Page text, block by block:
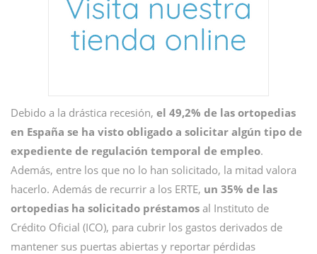
Debido a la drástica recesión, el 49,2% de las ortopedias
en España se ha visto obligado a solicitar algún tipo de
expediente de regulación temporal de empleo.
Además, entre los que no lo han solicitado, la mitad valora
hacerlo. Además de recurrir a los ERTE, un 35% de las
ortopedias ha solicitado préstamos al Instituto de
Crédito Oficial (ICO), para cubrir los gastos derivados de
mantener sus puertas abiertas y reportar pérdidas